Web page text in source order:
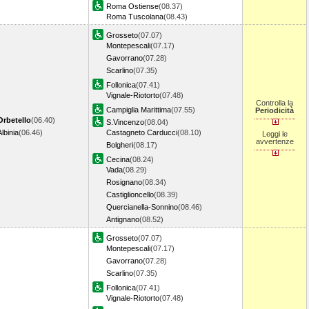
Roma Ostiense(08.37)
Roma Tuscolana(08.43)
(06.40)
(06.46)
Grosseto(07.07)
Montepescali(07.17)
Gavorrano(07.28)
Scarlino(07.35)
Follonica(07.41)
Vignale-Riotorto(07.48)
Campiglia Marittima(07.55)
S.Vincenzo(08.04)
Castagneto Carducci(08.10)
Bolgheri(08.17)
Cecina(08.24)
Vada(08.29)
Rosignano(08.34)
Castiglioncello(08.39)
Quercianella-Sonnino(08.46)
Antignano(08.52)
Controlla la
Periodicità
Leggi le
avvertenze
Grosseto(07.07)
Montepescali(07.17)
Gavorrano(07.28)
Scarlino(07.35)
Follonica(07.41)
Vignale-Riotorto(07.48)